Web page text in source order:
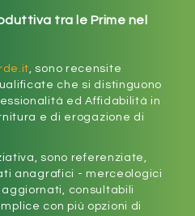
tra le Prime nel
, sono recensite
che si distinguono
ed Affidabilità in
e di erogazione di
sono referenziate,
anagrafici - merceologici
consultabili
con più opzioni di